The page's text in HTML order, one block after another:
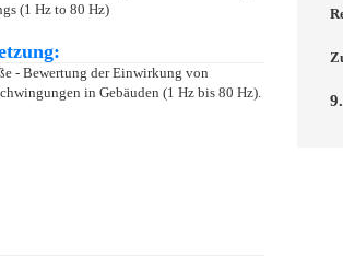
(1 Hz to 80 Hz)
- Bewertung der Einwirkung von
in Gebäuden (1 Hz bis 80 Hz).